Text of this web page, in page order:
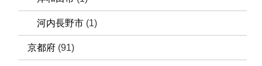
河内長野市 (1)
京都府 (91)